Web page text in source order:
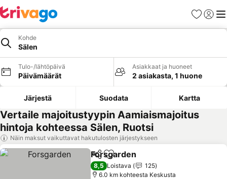
Suosikit
Kohde
Sälen
Tulo-/lähtöpäivä
Päivämäärät
Asiakkaat ja huoneet
2 asiakasta, 1 huone
Järjestä Suodata Kartta
Vertaile majoitustyypin Aamiaismajoitus
hintoja kohteessa Sälen, Ruotsi
Näin maksut vaikuttavat hakutulosten järjestykseen
Jaa Lisää suosikkeihin
Forsgarden
8,5 Loistava
125
6.0 km kohteesta Keskusta